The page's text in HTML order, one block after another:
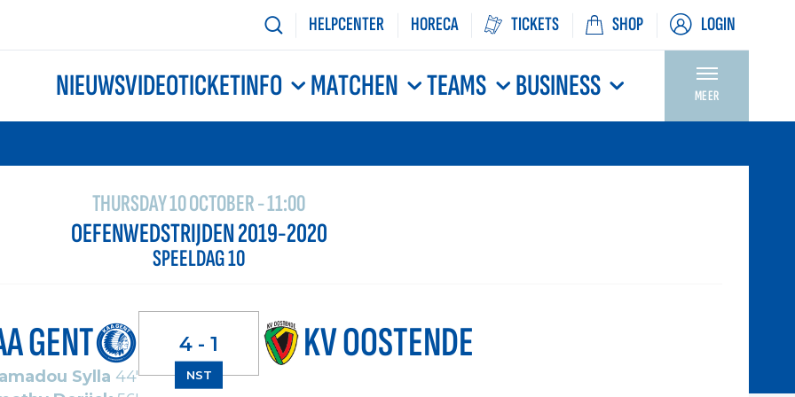
HELPCENTER HORECA TICKETS SHOP LOGIN
NIEUWSVIDEOTICKETINFO MATCHEN TEAMS BUSINESS MEER
THURSDAY 10 OCTOBER - 11:00
OEFENWEDSTRIJDEN 2019-2020
SPEELDAG 10
GENT
Sylla 44'
4 - 1
NST
KV OOSTENDE